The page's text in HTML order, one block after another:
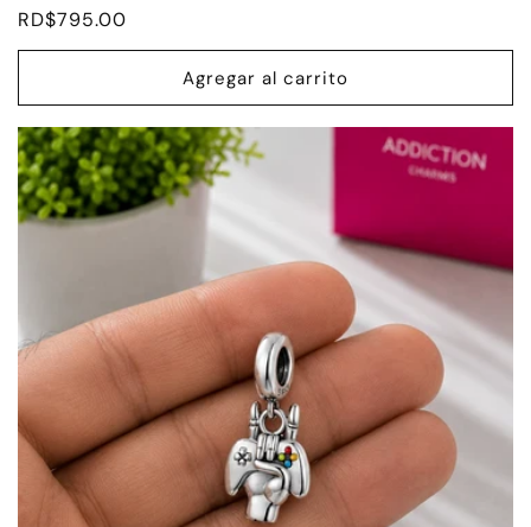
Precio
habitual
RD$795.00
Agregar al carrito